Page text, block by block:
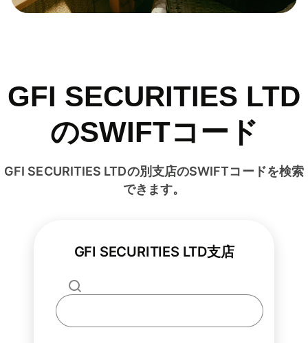
GFI SECURITIES LTD
のSWIFTコード
GFI SECURITIES LTDの別支店のSWIFTコードを検索
できます。
GFI SECURITIES LTD支店